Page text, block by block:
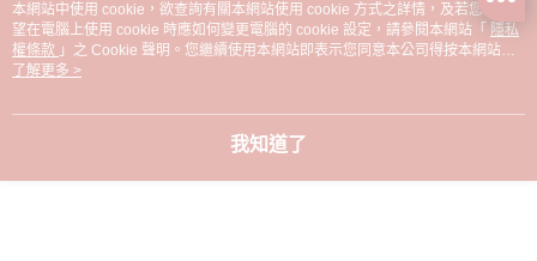
本網站中使用 cookie，欲查詢有關本網站使用 cookie 方式之詳情，及若您不希
望在電腦上使用 cookie 時應如何變更電腦的 cookie 設定，請參閱本網站「 隱私
權條款 」之 Cookie 聲明。您繼續使用本網站即表示您同意本公司得按本網站使
用條款之 Cookie 聲明使用 cookie。
了解更多 >
我知道了